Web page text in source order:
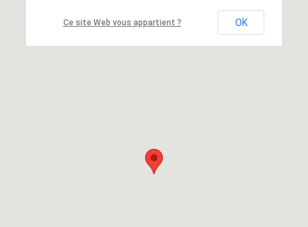
Ce site Web vous appartient ? OK
Ce site Web vous appartient ? OK